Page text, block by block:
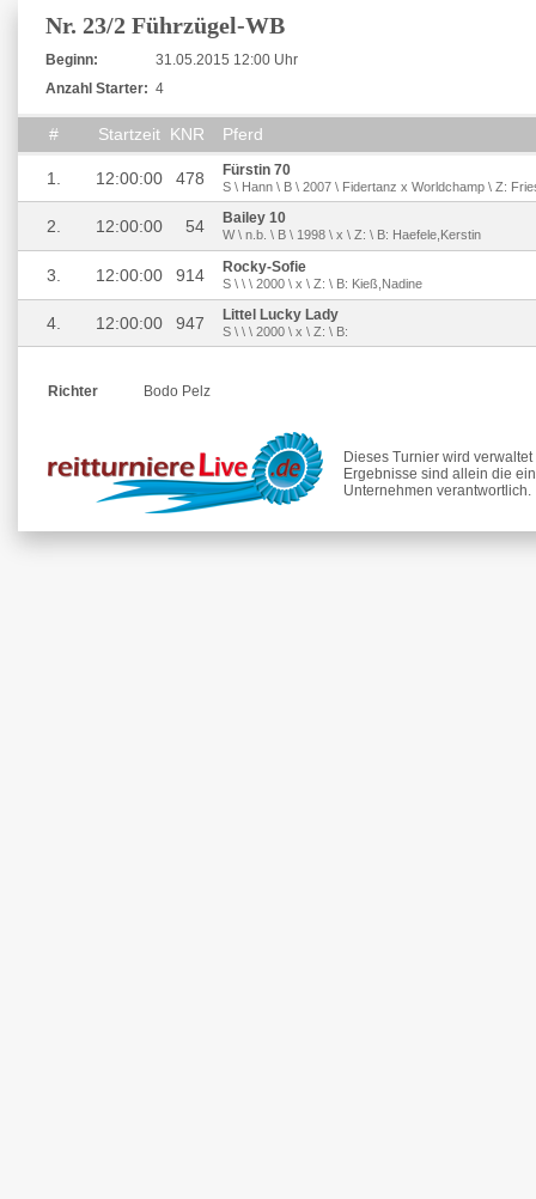
Nr. 23/2 Führzügel-WB
Beginn:
31.05.2015 12:00 Uhr
Anzahl Starter: 4
# Startzeit KNR Pferd
1. 12:00:00 478 Fürstin 70
S \ Hann \ B \ 2007 \ Fidertanz x Worldchamp \ Z:
2. 12:00:00 54 Bailey 10
W \ n.b. \ B \ 1998 \ x \ Z: \ B: Haefele,Kerstin
3. 12:00:00 914 Rocky-Sofie
S \ \ \ 2000 \ x \ Z: \ B: Kieß,Nadine
4. 12:00:00 947 Littel Lucky Lady
S \ \ \ 2000 \ x \ Z: \ B:
Richter Bodo Pelz
Dieses Turnier wird
Ergebnisse sind allein die
Unternehmen verantwortlich.